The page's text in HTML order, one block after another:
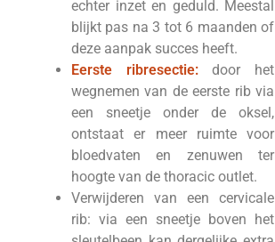
echter inzet en geduld. Meestal
blijkt pas na 3 tot 6 maanden of
deze aanpak succes heeft.
Eerste ribresectie:door het
wegnemen van de eerste rib via
een sneetje onder de oksel,
ontstaat er meer ruimte voor
bloedvaten en zenuwen ter
hoogte van de thoracic outlet.
Verwijderen van een cervicale
rib: via een sneetje boven het